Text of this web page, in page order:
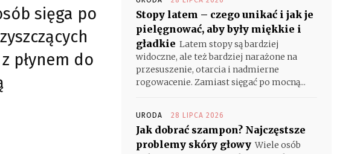
sięga po
płynem do
Stopy latem – czego unikać i jak je
pielęgnować, aby były miękkie i
gładkie Latem stopy są bardziej
widoczne, ale też bardziej narażone na
przesuszenie, otarcia i nadmierne
rogowacenie. Zamiast sięgać po mocną...
URODA 28 LIPCA 2026
Jak dobrać szampon? Najczęstsze
problemy skóry głowy Wiele osób